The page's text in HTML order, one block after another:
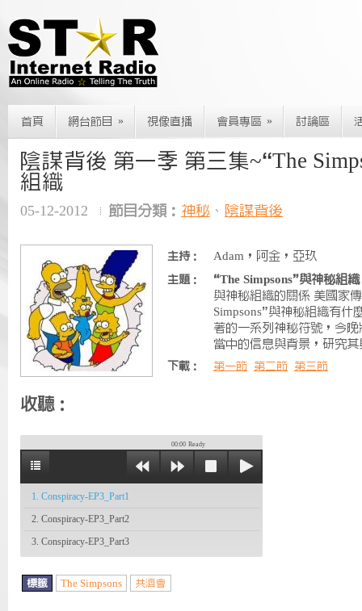
首頁 網台節目 » 視像直播 會員專區 » 討論區
陰謀背後 第一季 第三集~“The
組織
05-12-2012 節目分類： 神秘 、 陰謀背後
主持： Adam，阿金，亞玖
主題：
“The Simpsons”與神秘組織
與神秘組織的關係 美國家
Simpsons”與神秘組織有什
著的一系列神秘符號，今
當中的信息與背景，研究
下載： 第一節 第二節 第三節
收聽：
00:00 Ready
1. Conspiracy-EP3_Part1
2. Conspiracy-EP3_Part2
3. Conspiracy-EP3_Part3
標籤 The Simpsons 共濟會